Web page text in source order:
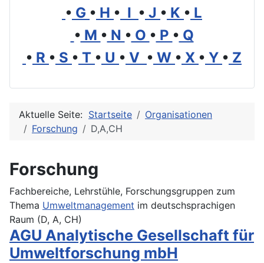
• G • H • I • J • K • L
• M • N • O • P • Q
• R • S • T • U • V • W • X • Y • Z
Aktuelle Seite: Startseite
Organisationen
Forschung
D,A,CH
Forschung
Fachbereiche, Lehrstühle, Forschungsgruppen zum
Thema Umweltmanagement im deutschsprachigen
Raum (D, A, CH)
AGU Analytische Gesellschaft für
Umweltforschung mbH